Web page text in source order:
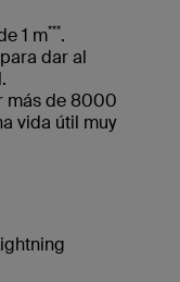
1 m***.
dar al
más de 8000
vida útil muy